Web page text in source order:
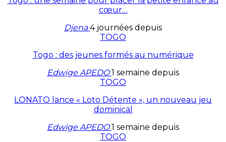
cœur…
Djena4 journées depuis
TOGO
Togo : des jeunes formés au numérique
Edwige APEDO1 semaine depuis
TOGO
LONATO lance « Loto Détente », un nouveau jeu
dominical
Edwige APEDO1 semaine depuis
TOGO